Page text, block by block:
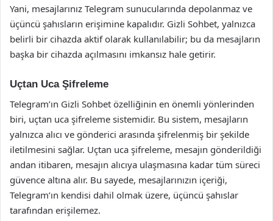
Yani, mesajlarınız Telegram sunucularında depolanmaz ve
üçüncü şahısların erişimine kapalıdır. Gizli Sohbet, yalnızca
belirli bir cihazda aktif olarak kullanılabilir; bu da mesajların
başka bir cihazda açılmasını imkansız hale getirir.
Uçtan Uca Şifreleme
Telegram’ın Gizli Sohbet özelliğinin en önemli yönlerinden
biri, uçtan uca şifreleme sistemidir. Bu sistem, mesajların
yalnızca alıcı ve gönderici arasında şifrelenmiş bir şekilde
iletilmesini sağlar. Uçtan uca şifreleme, mesajın gönderildiği
andan itibaren, mesajın alıcıya ulaşmasına kadar tüm süreci
güvence altına alır. Bu sayede, mesajlarınızın içeriği,
Telegram’ın kendisi dahil olmak üzere, üçüncü şahıslar
tarafından erişilemez.